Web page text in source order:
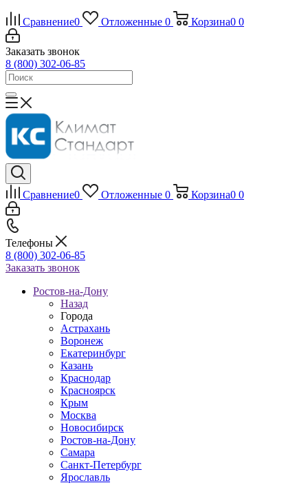
Сравнение0 Отложенные 0 Корзина0 0
Заказать звонок
8 (800) 302-06-85
Сравнение0 Отложенные 0 Корзина0 0
Телефоны
8 (800) 302-06-85
Заказать звонок
Ростов-на-Дону
Назад
Города
Астрахань
Воронеж
Екатеринбург
Казань
Краснодар
Красноярск
Крым
Москва
Новосибирск
Ростов-на-Дону
Самара
Санкт-Петербург
Ярославль